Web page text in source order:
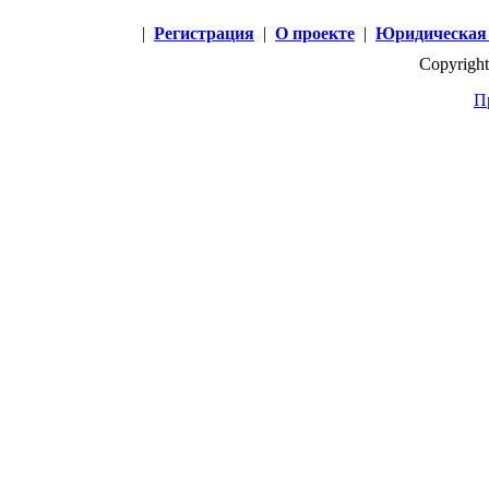
| Регистрация | О проекте |